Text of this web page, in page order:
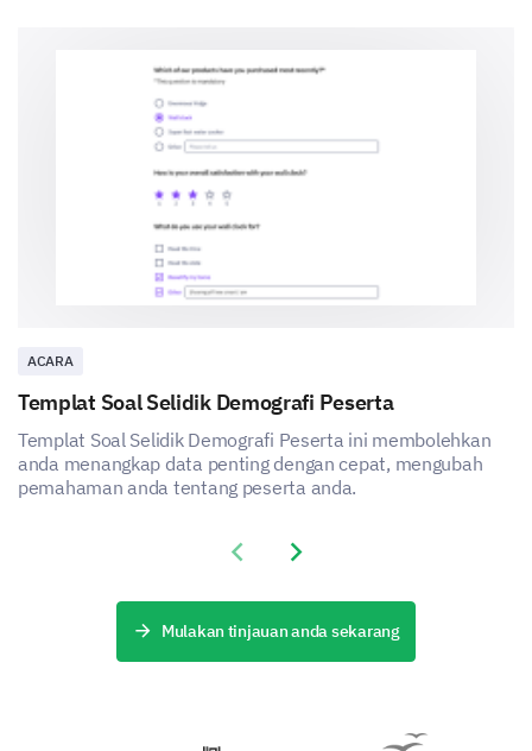
We value your ideas and suggestions.
Kindly provide any suggestions for
improvement for future events.
ACARA
Templat Soal Selidik Demografi Peserta
Templat Soal Selidik Demografi Peserta ini membolehkan
anda menangkap data penting dengan cepat, mengubah
pemahaman anda tentang peserta anda.
Previous slide
Next slide
Mulakan tinjauan anda sekarang